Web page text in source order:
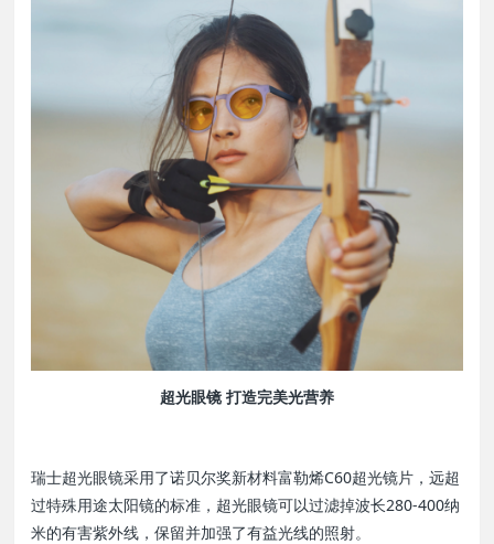
超光眼镜 打造完美光营养
瑞士超光眼镜采用了诺贝尔奖新材料富勒烯C60超光镜片，远超
过特殊用途太阳镜的标准，超光眼镜可以过滤掉波长280-400纳
米的有害紫外线，保留并加强了有益光线的照射。